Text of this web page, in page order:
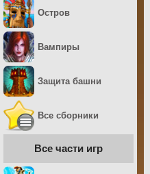
Остров
Вампиры
Защита башни
Все сборники
Все части игр